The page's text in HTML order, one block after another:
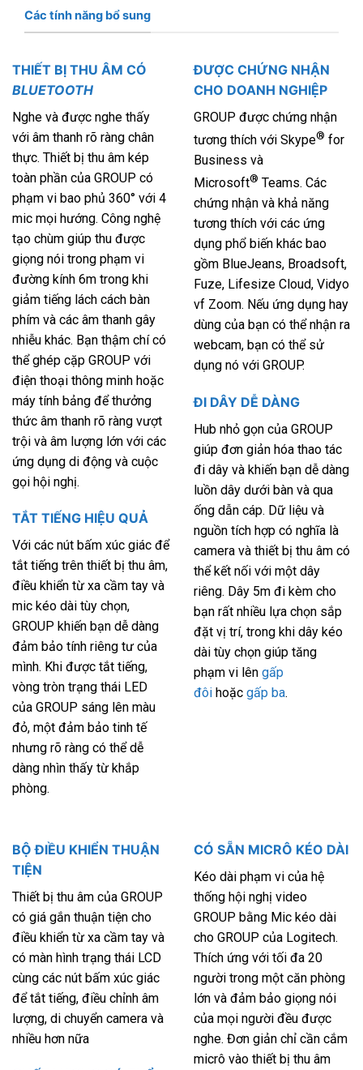
Các tính năng bổ sung
THIẾT BỊ THU ÂM CÓ
BLUETOOTH
Nghe và được nghe thấy
với âm thanh rõ ràng chân
thực. Thiết bị thu âm kép
toàn phần của GROUP có
phạm vi bao phủ 360° với 4
mic mọi hướng. Công nghệ
tạo chùm giúp thu được
giọng nói trong phạm vi
đường kính 6m trong khi
giảm tiếng lách cách bàn
phím và các âm thanh gây
nhiễu khác. Bạn thậm chí có
thể ghép cặp GROUP với
điện thoại thông minh hoặc
máy tính bảng để thưởng
thức âm thanh rõ ràng vượt
trội và âm lượng lớn với các
ứng dụng di động và cuộc
gọi hội nghị.
TẮT TIẾNG HIỆU QUẢ
Với các nút bấm xúc giác để
tắt tiếng trên thiết bị thu âm,
điều khiển từ xa cầm tay và
mic kéo dài tùy chọn,
GROUP khiến bạn dễ dàng
đảm bảo tính riêng tư của
mình. Khi được tắt tiếng,
vòng tròn trạng thái LED
của GROUP sáng lên màu
đỏ, một đảm bảo tinh tế
nhưng rõ ràng có thể dễ
dàng nhìn thấy từ khắp
phòng.
ĐƯỢC CHỨNG NHẬN
CHO DOANH NGHIỆP
GROUP được chứng nhận
tương thích với Skype® for
Business và
Microsoft® Teams. Các
chứng nhận và khả năng
tương thích với các ứng
dụng phổ biến khác bao
gồm BlueJeans, Broadsoft,
Fuze, Lifesize Cloud, Vidyo
vf Zoom. Nếu ứng dụng hay
dùng của bạn có thể nhận ra
webcam, bạn có thể sử
dụng nó với GROUP.
ĐI DÂY DỄ DÀNG
Hub nhỏ gọn của GROUP
giúp đơn giản hóa thao tác
đi dây và khiến bạn dễ dàng
luồn dây dưới bàn và qua
ống dẫn cáp. Dữ liệu và
nguồn tích hợp có nghĩa là
camera và thiết bị thu âm có
thể kết nối với một dây
riêng. Dây 5m đi kèm cho
bạn rất nhiều lựa chọn sắp
đặt vị trí, trong khi dây kéo
dài tùy chọn giúp tăng
phạm vi lên gấp
đôi hoặc gấp ba.
BỘ ĐIỀU KHIỂN THUẬN
TIỆN
Thiết bị thu âm của GROUP
có giá gắn thuận tiện cho
điều khiển từ xa cầm tay và
có màn hình trạng thái LCD
cùng các nút bấm xúc giác
để tắt tiếng, điều chỉnh âm
lượng, di chuyển camera và
nhiều hơn nữa
CÓ SẴN MICRÔ KÉO DÀI
Kéo dài phạm vi của hệ
thống hội nghị video
GROUP bằng Mic kéo dài
cho GROUP của Logitech.
Thích ứng với tối đa 20
người trong một căn phòng
lớn và đảm bảo giọng nói
của mọi người đều được
nghe. Đơn giản chỉ cần cắm
micrô vào thiết bị thu âm